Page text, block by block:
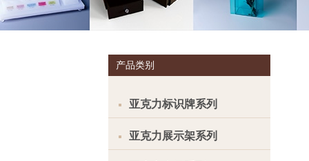
产品类别
亚克力标识牌系列
亚克力展示架系列